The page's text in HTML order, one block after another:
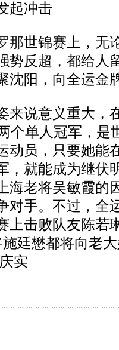
起冲击
那世锦赛上，无
势反超，都给人
沈阳，向全运金
说意义重大，
个单人冠军，是
动员，只要她能
，就能成为继伏
海老将吴敏霞的
对手。不过，全
上击败队友陈若
廷懋都将向老
实